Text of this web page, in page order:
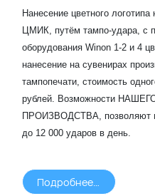
Нанесение цветного
ЦМИК, путём тампо-удара, с
оборудования Winon 1-2 и 4
нанесение на сувенирах
тампопечати, стоимость
рублей. Возможности
ПРОИЗВОДСТВА, позволяют
до 12 000 ударов в день.
Подробнее >>>